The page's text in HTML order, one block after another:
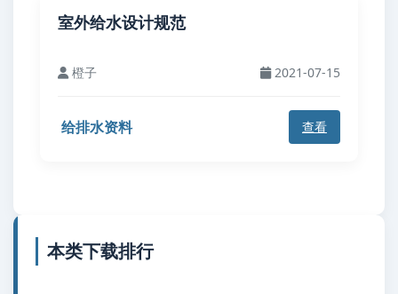
室外给水设计规范
橙子 2021-07-15
给排水资料 查看
本类下载排行